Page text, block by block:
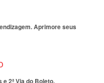
Aprimore seus
2ª Via do Boleto.